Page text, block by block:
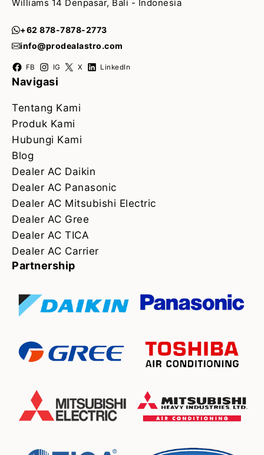
Williams 14 Denpasar, Bali - Indonesia
+62 878-7878-2773
info@prodealastro.com
FB IG X LinkedIn
Navigasi
Tentang Kami
Produk Kami
Hubungi Kami
Blog
Dealer AC Daikin
Dealer AC Panasonic
Dealer AC Mitsubishi Electric
Dealer AC Gree
Dealer AC TICA
Dealer AC Carrier
Partnership